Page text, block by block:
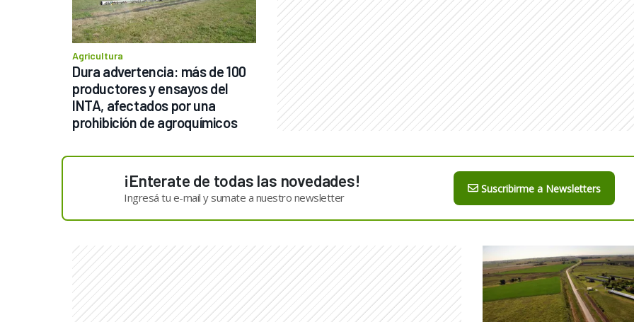
Agricultura
Dura advertencia: más de 100
productores y ensayos del
INTA, afectados por una
prohibición de agroquímicos
¡Enterate de todas las novedades!
Ingresá tu e-mail y sumate a nuestro newsletter
Suscribirme a Newsletters